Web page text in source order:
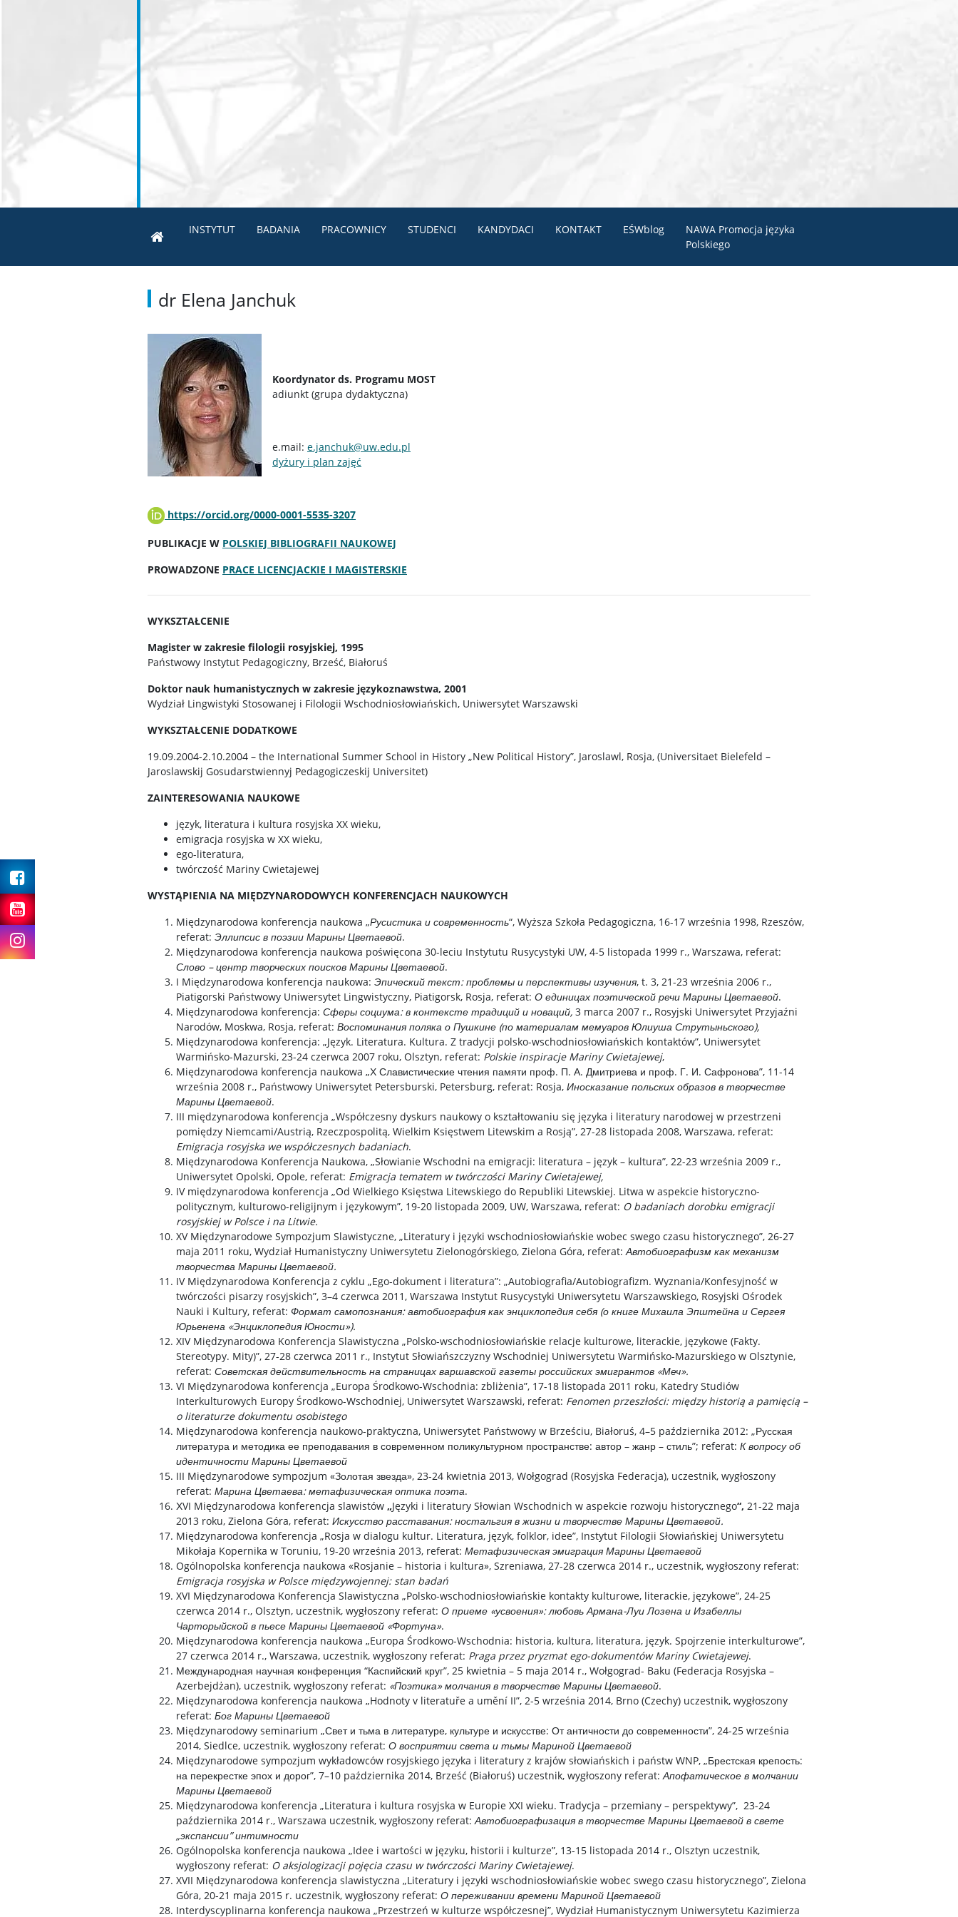
INSTYTUT BADANIA PRACOWNICY STUDENCI KANDYDACI KONTAKT EŚWblog
NAWA Promocja języka
Polskiego
dr Elena Janchuk
Koordynator ds. Programu MOST
adiunkt (grupa dydaktyczna)
e.mail: e.janchuk@uw.edu.pl
dyżury i plan zajęć
https://orcid.org/0000-0001-5535-3207
PUBLIKACJE W POLSKIEJ BIBLIOGRAFII NAUKOWEJ
PROWADZONE PRACE LICENCJACKIE I MAGISTERSKIE
WYKSZTAŁCENIE
Magister w zakresie filologii rosyjskiej, 1995
Państwowy Instytut Pedagogiczny, Brześć, Białoruś
Doktor nauk humanistycznych w zakresie językoznawstwa, 2001
Wydział Lingwistyki Stosowanej i Filologii Wschodniosłowiańskich, Uniwersytet Warszawski
WYKSZTAŁCENIE DODATKOWE
19.09.2004-2.10.2004 – the International Summer School in History „New Political History”, Jaroslawl, Rosja, (Universitaet Bielefeld –
Jaroslawskij Gosudarstwiennyj Pedagogiczeskij Universitet)
ZAINTERESOWANIA NAUKOWE
język, literatura i kultura rosyjska XX wieku,
emigracja rosyjska w XX wieku,
ego-literatura,
twórczość Mariny Cwietajewej
WYSTĄPIENIA NA MIĘDZYNARODOWYCH KONFERENCJACH NAUKOWYCH
Międzynarodowa konferencja naukowa „Русистика и современность“, Wyższa Szkoła Pedagogiczna, 16-17 września 1998, Rzeszów,
referat: Эллипсис в поэзии Марины Цветаевой.
Międzynarodowa konferencja naukowa poświęcona 30-leciu Instytutu Rusycystyki UW, 4-5 listopada 1999 r., Warszawa, referat:
Слово – центр творческих поисков Марины Цветаевой.
I Międzynarodowa konferencja naukowa: Эпический текст: проблемы и перспективы изучения, t. 3, 21-23 września 2006 r.,
Piatigorski Państwowy Uniwersytet Lingwistyczny, Piatigorsk, Rosja, referat: О единицах поэтической речи Марины Цветаевой.
Międzynarodowa konferencja: Сферы социума: в контексте традиций и новаций, 3 marca 2007 r., Rosyjski Uniwersytet Przyjaźni
Narodów, Moskwa, Rosja, referat: Воспоминания поляка о Пушкине (по материалам мемуаров Юлиуша Струтыньского),
Międzynarodowa konferencja: „Język. Literatura. Kultura. Z tradycji polsko-wschodniosłowiańskich kontaktów”, Uniwersytet
Warmińsko-Mazurski, 23-24 czerwca 2007 roku, Olsztyn, referat: Polskie inspiracje Mariny Cwietajewej,
Międzynarodowa konferencja naukowa „Х Славистические чтения памяти проф. П. А. Дмитриева и проф. Г. И. Сафронова”, 11-14
września 2008 r., Państwowy Uniwersytet Petersburski, Petersburg, referat: Rosja, Иносказание польских образов в творчестве
Марины Цветаевой.
III międzynarodowa konferencja „Współczesny dyskurs naukowy o kształtowaniu się języka i literatury narodowej w przestrzeni
pomiędzy Niemcami/Austrią, Rzeczpospolitą, Wielkim Księstwem Litewskim a Rosją”, 27-28 listopada 2008, Warszawa, referat:
Emigracja rosyjska we współczesnych badaniach.
Międzynarodowa Konferencja Naukowa, „Słowianie Wschodni na emigracji: literatura – język – kultura”, 22-23 września 2009 r.,
Uniwersytet Opolski, Opole, referat: Emigracja tematem w twórczości Mariny Cwietajewej,
IV międzynarodowa konferencja „Od Wielkiego Księstwa Litewskiego do Republiki Litewskiej. Litwa w aspekcie historyczno-
politycznym, kulturowo-religijnym i językowym”, 19-20 listopada 2009, UW, Warszawa, referat: O badaniach dorobku emigracji
rosyjskiej w Polsce i na Litwie.
XV Międzynarodowe Sympozjum Slawistyczne, „Literatury i języki wschodniosłowiańskie wobec swego czasu historycznego”, 26-27
maja 2011 roku, Wydział Humanistyczny Uniwersytetu Zielonogórskiego, Zielona Góra, referat:Автобиографизм как механизм
творчества Марины Цветаевой.
IV Międzynarodowa Konferencja z cyklu „Ego-dokument i literatura”: „Autobiografia/Autobiografizm. Wyznania/Konfesyjność w
twórczości pisarzy rosyjskich”, 3–4 czerwca 2011, Warszawa Instytut Rusycystyki Uniwersytetu Warszawskiego, Rosyjski Ośrodek
Nauki i Kultury, referat: Формат самопознания: автобиография как энциклопедия себя (о книге Михаила Эпштейна и Сергея
Юрьенена «Энциклопедия Юности»).
XIV Międzynarodowa Konferencja Slawistyczna „Polsko-wschodniosłowiańskie relacje kulturowe, literackie, językowe (Fakty.
Stereotypy. Mity)”, 27-28 czerwca 2011 r., Instytut Słowiańszczyzny Wschodniej Uniwersytetu Warmińsko-Mazurskiego w Olsztynie,
referat: Советская действительность на страницах варшавской газеты российских эмигрантов «Меч».
VI Międzynarodowa konferencja „Europa Środkowo-Wschodnia: zbliżenia”, 17-18 listopada 2011 roku, Katedry Studiów
Interkulturowych Europy Środkowo-Wschodniej, Uniwersytet Warszawski, referat: Fenomen przeszłości: między historią a pamięcią –
o literaturze dokumentu osobistego
Międzynarodowa konferencja naukowo-praktyczna, Uniwersytet Państwowy w Brześciu, Białoruś, 4–5 października 2012: „Русская
литература и методика ее преподавания в современном поликультурном пространстве: автор – жанр – стиль”; referat: К вопросу об
идентичности Марины Цветаевой
III Międzynarodowe sympozjum «Золотая звезда», 23-24 kwietnia 2013, Wołgograd (Rosyjska Federacja), uczestnik, wygłoszony
referat: Марина Цветаева: метафизическая оптика поэта.
ХVI Międzynarodowa konferencja slawistów „Języki i literatury Słowian Wschodnich w aspekcie rozwoju historycznego“, 21-22 maja
2013 roku, Zielona Góra, referat: Искусство расставания: ностальгия в жизни и творчестве Марины Цветаевой.
Międzynarodowa konferencja „Rosja w dialogu kultur. Literatura, język, folklor, idee”, Instytut Filologii Słowiańskiej Uniwersytetu
Mikołaja Kopernika w Toruniu, 19-20 września 2013, referat: Метафизическая эмиграция Марины Цветаевой
Ogólnopolska konferencja naukowa «Rosjanie – historia i kultura», Szreniawa, 27-28 czerwca 2014 r., uczestnik, wygłoszony referat:
Emigracja rosyjska w Polsce międzywojennej: stan badań
XVI Międzynarodowa Konferencja Slawistyczna „Polsko-wschodniosłowiańskie kontakty kulturowe, literackie, językowe”, 24-25
czerwca 2014 r., Olsztyn, uczestnik, wygłoszony referat: О приеме «усвоения»: любовь Армана-Луи Лозена и Изабеллы
Чарторыйской в пьесе Марины Цветаевой «Фортуна».
Międzynarodowa konferencja naukowa „Europa Środkowo-Wschodnia: historia, kultura, literatura, język. Spojrzenie interkulturowe”,
27 czerwca 2014 r., Warszawa, uczestnik, wygłoszony referat: Praga przez pryzmat ego-dokumentów Mariny Cwietajewej.
Международная научная конференция “Каспийский круг”, 25 kwietnia – 5 maja 2014 r., Wołgograd- Baku (Federacja Rosyjska –
Azerbejdżan), uczestnik, wygłoszony referat: «Поэтика» молчания в творчестве Марины Цветаевой.
Międzynarodowa konferencja naukowa „Hodnoty v literatuře a umění II”, 2-5 września 2014, Brno (Czechy) uczestnik, wygłoszony
referat: Бог Марины Цветаевой
Międzynarodowy seminarium „Свет и тьма в литературе, культуре и искусстве: От античности до современности”, 24-25 września
2014, Siedlce, uczestnik, wygłoszony referat: О восприятии света и тьмы Мариной Цветаевой
Międzynarodowe sympozjum wykładowców rosyjskiego języka i literatury z krajów słowiańskich i państw WNP, „Брестская крепость:
на перекрестке эпох и дорог”, 7–10 października 2014, Brześć (Białoruś) uczestnik, wygłoszony referat:Апофатическое в молчании
Марины Цветаевой
Międzynarodowa konferencja „Literatura i kultura rosyjska w Europie XXI wieku. Tradycja – przemiany – perspektywy”, 23-24
października 2014 r., Warszawa uczestnik, wygłoszony referat:Автобиографизация в творчестве Марины Цветаевой в свете
„экспансии” интимности
Ogólnopolska konferencja naukowa „Idee i wartości w języku, historii i kulturze”, 13-15 listopada 2014 r., Olsztyn uczestnik,
wygłoszony referat: O aksjologizacji pojęcia czasu w twórczości Mariny Cwietajewej.
XVII Międzynarodowa konferencja slawistyczna „Literatury i języki wschodniosłowiańskie wobec swego czasu historycznego”, Zielona
Góra, 20-21 maja 2015 r. uczestnik, wygłoszony referat: О переживании времени Мариной Цветаевой
Interdyscyplinarna konferencja naukowa „Przestrzeń w kulturze współczesnej”, Wydział Humanistycznym Uniwersytetu Kazimierza
Youtube
Instagram